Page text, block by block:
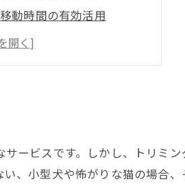
動時間の有効活用
心して送迎の利点
深める体験
ービスです。しかし、トリミ
、小型犬や怖がりな猫の場合